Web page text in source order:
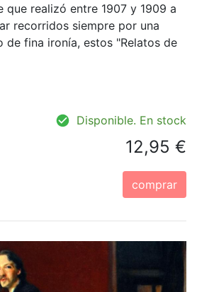
que realizó entre 1907 y 1909 a
recorridos siempre por una
de fina ironía, estos "Relatos de
Disponible. En stock
12,95 €
comprar